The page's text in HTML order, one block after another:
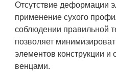
Отсутствие деформации
применение сухого
соблюдении правильной
позволяет
элементов конструкции
венцами.